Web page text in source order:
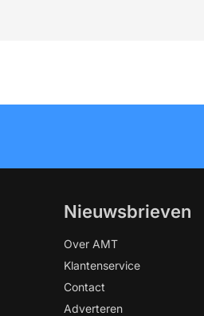
Nieuwsbrieven
Over AMT
Klantenservice
Contact
Adverteren